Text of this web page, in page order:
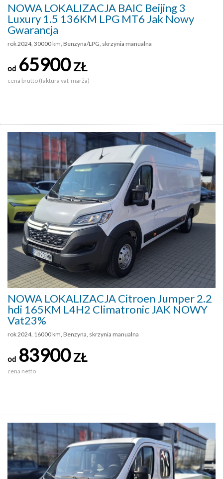
NOWA LOKALIZACJA BAIC Beijing 3
Luxury 1.5 136KM LPG MT6 Jak Nowy
Gwarancja
rok 2024, 30000 km, Benzyna/LPG, skrzynia manualna
od 65900ZŁ
cena brutto (faktura vat-marża)
NOWA LOKALIZACJA Citroen Jumper 2.2
hdi 165KM L4H2 Climatronic JAK NOWY
Vat23%
rok 2024, 16000 km, Benzyna, skrzynia manualna
od 83900ZŁ
cena netto